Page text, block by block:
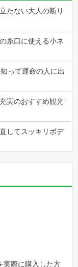
たない大人の断り
糸口に使える小ネ
って運命の人に出
実のおすすめ観光
してスッキリボデ
実際に購入した方